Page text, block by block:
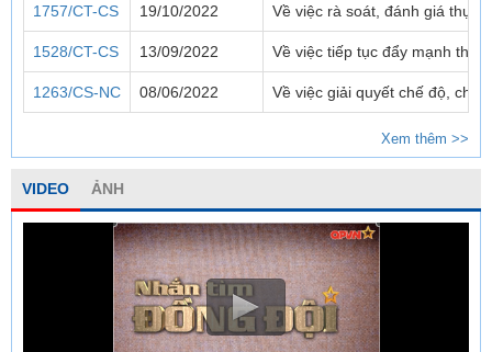
1757/CT-CS 19/10/2022 Về việc rà soát, đánh giá thực
1528/CT-CS 13/09/2022 Về việc tiếp tục đẩy mạnh
1263/CS-NC 08/06/2022 Về việc giải quyết chế độ,
Xem thêm >>
VIDEO ẢNH